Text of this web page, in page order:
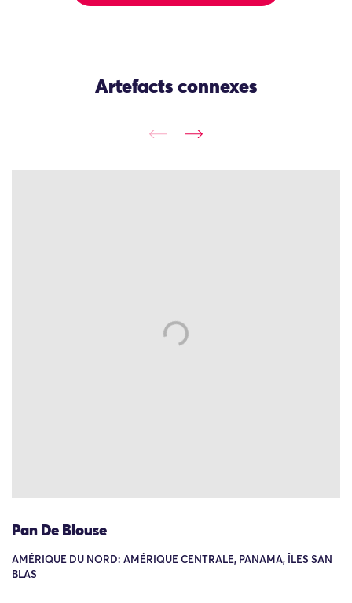
Artefacts connexes
Pan De Blouse
AMÉRIQUE DU NORD: AMÉRIQUE CENTRALE, PANAMA, ÎLES SAN
BLAS